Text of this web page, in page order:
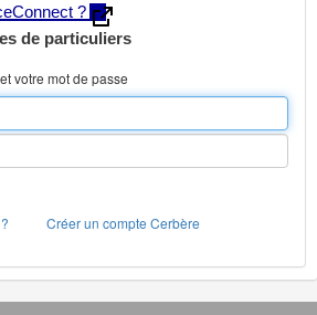
?
de particuliers
votre mot de passe
Créer un compte Cerbère